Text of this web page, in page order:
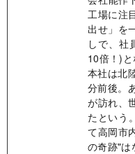
工場に注
出せ」を
しで、社
10倍！)と
本社は北
分前後。
が訪れ、
たという
て高岡市
の奇跡"は